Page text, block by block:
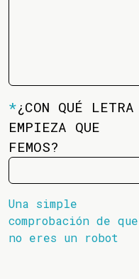
*¿CON QUÉ LETRA
EMPIEZA QUE
FEMOS?
Una simple
comprobación de que
no eres un robot